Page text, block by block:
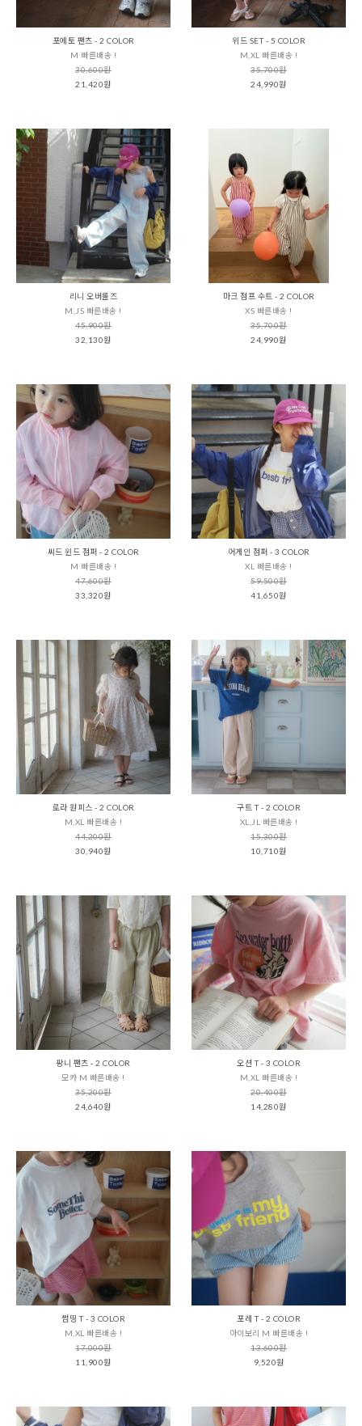
포에토 팬츠 - 2 COLOR
M 빠른배송 !
30,600원
21,420원
위드 SET - 5 COLOR
M,XL 빠른배송 !
35,700원
24,990원
리니 오버롤즈
M,JS 빠른배송 !
45,900원
32,130원
마크 점프 수트 - 2 COLOR
XS 빠른배송 !
35,700원
24,990원
씨드 윈드 점퍼 - 2 COLOR
M 빠른배송 !
47,600원
33,320원
어게인 점퍼 - 3 COLOR
XL 빠른배송 !
59,500원
41,650원
로라 원피스 - 2 COLOR
M,XL 빠른배송 !
44,200원
30,940원
구트 T - 2 COLOR
XL,JL 빠른배송 !
15,300원
10,710원
팡니 팬츠 - 2 COLOR
모카 M 빠른배송 !
35,200원
24,640원
오션 T - 3 COLOR
M,XL 빠른배송 !
20,400원
14,280원
썸띵 T - 3 COLOR
M,XL 빠른배송 !
17,000원
11,900원
포레 T - 2 COLOR
아이보리 M 빠른배송 !
13,600원
9,520원